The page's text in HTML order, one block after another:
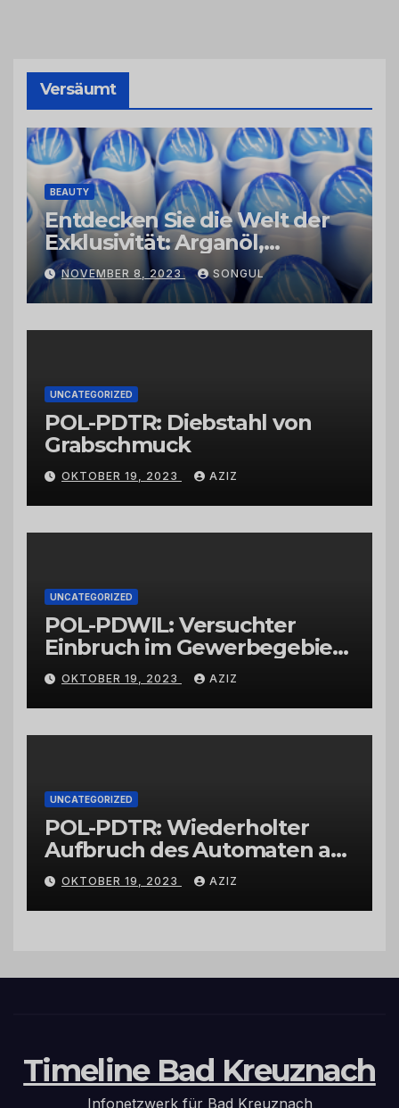
Versäumt
BEAUTY
Entdecken Sie die Welt der
Exklusivität: Arganöl,
Kaktusfeigenkernöl und
Schwarzkümmelöl von
vertrauenswürdigen
Großhändlern und Anbietern
NOVEMBER 8, 2023 SONGUL
UNCATEGORIZED
POL-PDTR: Diebstahl von
Grabschmuck
OKTOBER 19, 2023 AZIZ
UNCATEGORIZED
POL-PDWIL: Versuchter
Einbruch im Gewerbegebiet
Wittlich
OKTOBER 19, 2023 AZIZ
UNCATEGORIZED
POL-PDTR: Wiederholter
Aufbruch des Automaten am
Wohnmobilstellplatz in
Hermeskeil am Labachweg
OKTOBER 19, 2023 AZIZ
Timeline Bad Kreuznach
Infonetzwerk für Bad Kreuznach